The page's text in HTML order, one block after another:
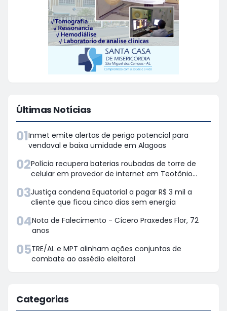
Últimas Notícias
01Inmet emite alertas de perigo potencial para
vendaval e baixa umidade em Alagoas
02Polícia recupera baterias roubadas de torre de
celular em provedor de internet em Teotônio
03Justiça condena Equatorial a pagar R$ 3 mil a
cliente que ficou cinco dias sem energia
04Nota de Falecimento - Cícero Praxedes Flor, 72
anos
05TRE/AL e MPT alinham ações conjuntas de
combate ao assédio eleitoral
Categorias